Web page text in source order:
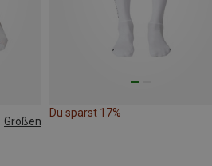
Größen
Du sparst 17%